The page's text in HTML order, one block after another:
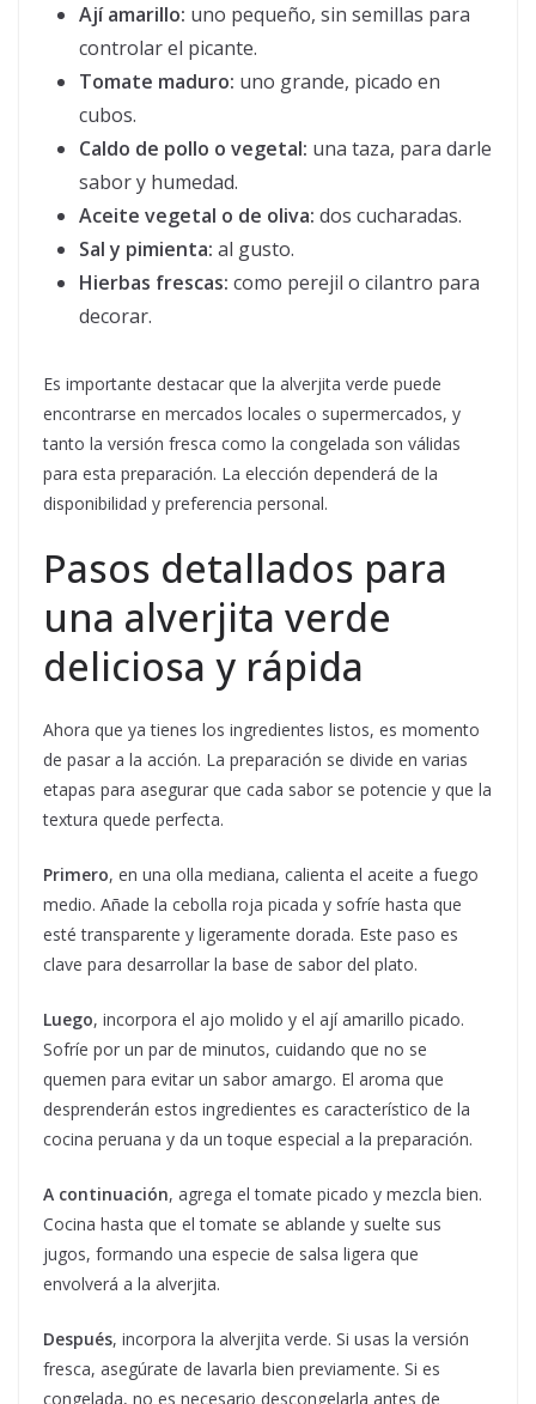
Ají amarillo: uno pequeño, sin semillas para
controlar el picante.
Tomate maduro: uno grande, picado en
cubos.
Caldo de pollo o vegetal: una taza, para darle
sabor y humedad.
Aceite vegetal o de oliva: dos cucharadas.
Sal y pimienta: al gusto.
Hierbas frescas: como perejil o cilantro para
decorar.
Es importante destacar que la alverjita verde puede
encontrarse en mercados locales o supermercados, y
tanto la versión fresca como la congelada son válidas
para esta preparación. La elección dependerá de la
disponibilidad y preferencia personal.
Pasos detallados para
una alverjita verde
deliciosa y rápida
Ahora que ya tienes los ingredientes listos, es momento
de pasar a la acción. La preparación se divide en varias
etapas para asegurar que cada sabor se potencie y que la
textura quede perfecta.
Primero, en una olla mediana, calienta el aceite a fuego
medio. Añade la cebolla roja picada y sofríe hasta que
esté transparente y ligeramente dorada. Este paso es
clave para desarrollar la base de sabor del plato.
Luego, incorpora el ajo molido y el ají amarillo picado.
Sofríe por un par de minutos, cuidando que no se
quemen para evitar un sabor amargo. El aroma que
desprenderán estos ingredientes es característico de la
cocina peruana y da un toque especial a la preparación.
A continuación, agrega el tomate picado y mezcla bien.
Cocina hasta que el tomate se ablande y suelte sus
jugos, formando una especie de salsa ligera que
envolverá a la alverjita.
Después, incorpora la alverjita verde. Si usas la versión
fresca, asegúrate de lavarla bien previamente. Si es
congelada, no es necesario descongelarla antes de